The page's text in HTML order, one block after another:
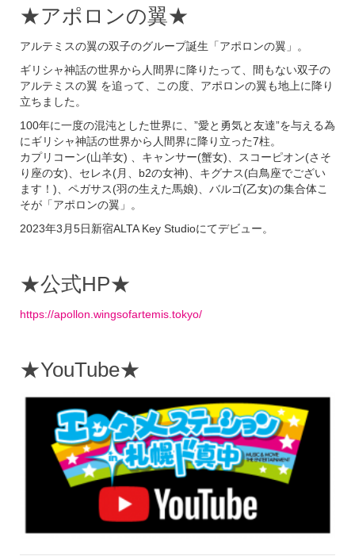
★アポロンの翼★
アルテミスの翼の双子のグループ誕生「アポロンの翼」。
ギリシャ神話の世界から人間界に降りたって、間もない双子の
アルテミスの翼 を追って、この度、アポロンの翼も地上に降り
立ちました。
100年に一度の混沌とした世界に、”愛と勇気と友達”を与える為
にギリシャ神話の世界から人間界に降り立った7柱。
カプリコーン(山羊女) 、キャンサー(蟹女)、スコーピオン(さそ
り座の女)、セレネ(月、b2の女神)、キグナス(白鳥座でござい
ます！)、ペガサス(羽の生えた馬娘)、バルゴ(乙女)の集合体こ
そが「アポロンの翼」。
2023年3月5日新宿ALTA Key Studioにてデビュー。
★公式HP★
https://apollon.wingsofartemis.tokyo/
★YouTube★